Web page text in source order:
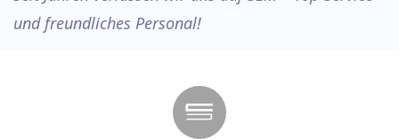
und freundliches Personal!